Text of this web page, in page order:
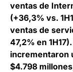
ventas de
(+36,3% vs.
ventas de
47,2% en
incrementaron
$4.798